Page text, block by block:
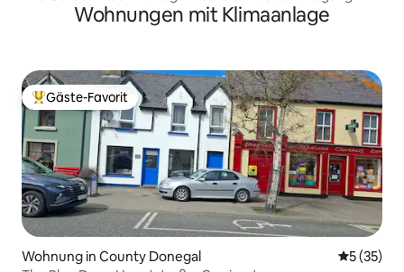
Wohnungen mit Klimaanlage
Beliebter Gäste-Favorit.
Gäste-Favorit
Wohnung in County Donegal
5 (35)